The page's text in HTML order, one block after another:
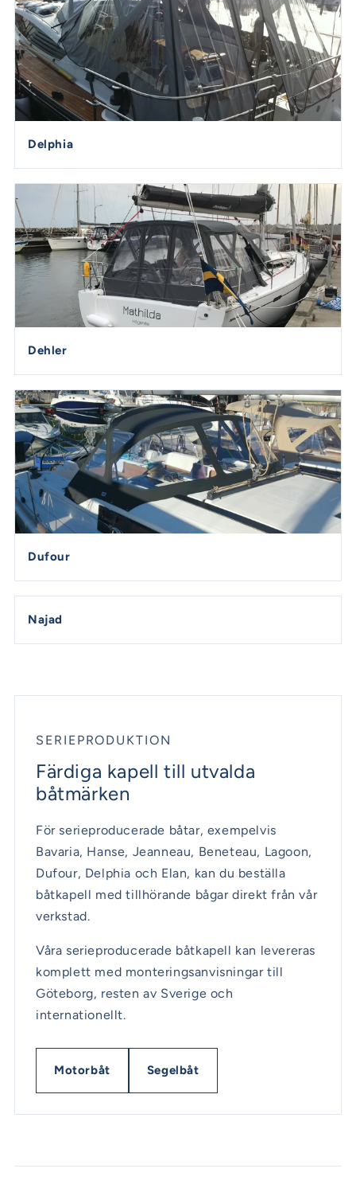
Delphia
Dehler
Dufour
Najad
SERIEPRODUKTION
Färdiga kapell till utvalda
båtmärken
För serieproducerade båtar, exempelvis
Bavaria, Hanse, Jeanneau, Beneteau, Lagoon,
Dufour, Delphia och Elan, kan du beställa
båtkapell med tillhörande bågar direkt från vår
verkstad.
Våra serieproducerade båtkapell kan levereras
komplett med monteringsanvisningar till
Göteborg, resten av Sverige och
internationellt.
Motorbåt Segelbåt